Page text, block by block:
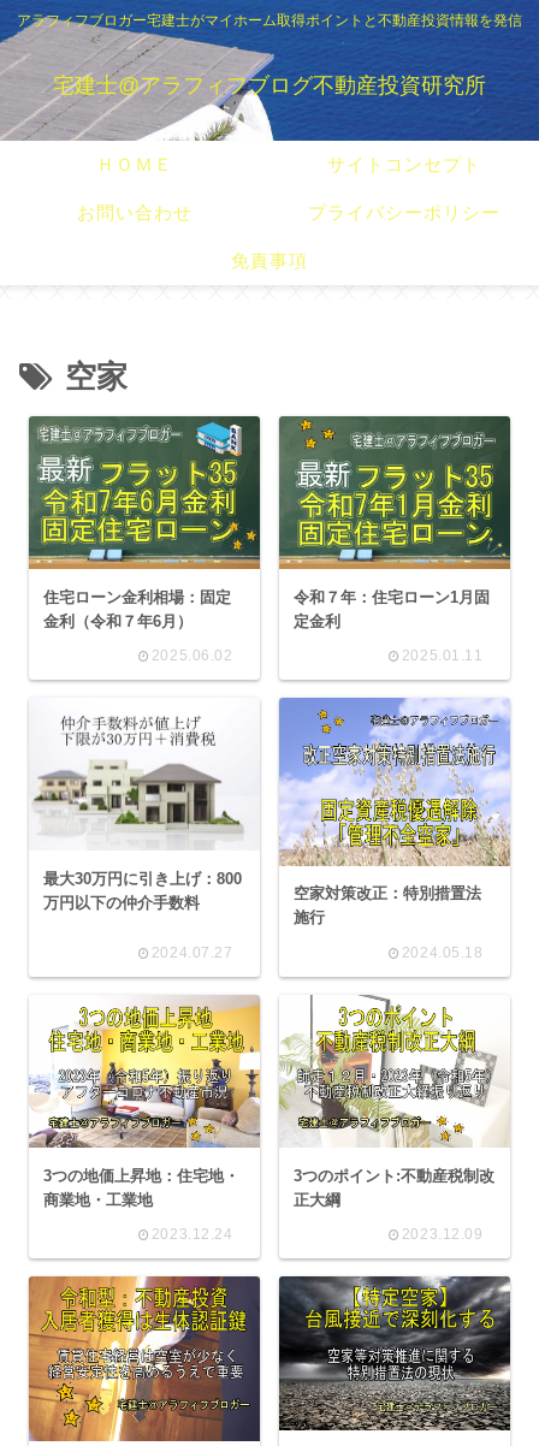
アラフィフブロガー宅建士がマイホーム取得ポイントと不動産投資情報を発信
宅建士@アラフィフブログ不動産投資研究所
ＨＯＭＥ サイトコンセプト
お問い合わせ プライバシーポリシー
免責事項
空家
住宅ローン金利相場：固定
金利（令和７年6月）
2025.06.02
令和７年：住宅ローン1月固
定金利
2025.01.11
最大30万円に引き上げ：800
万円以下の仲介手数料
2024.07.27
空家対策改正：特別措置法
施行
2024.05.18
3つの地価上昇地：住宅地・
商業地・工業地
2023.12.24
3つのポイント:不動産税制改
正大綱
2023.12.09